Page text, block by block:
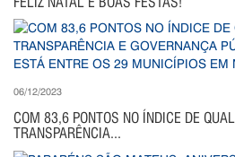
06/12/2023
COM 83,6 PONTOS NO ÍNDICE DE
TRANSPARÊNCIA...